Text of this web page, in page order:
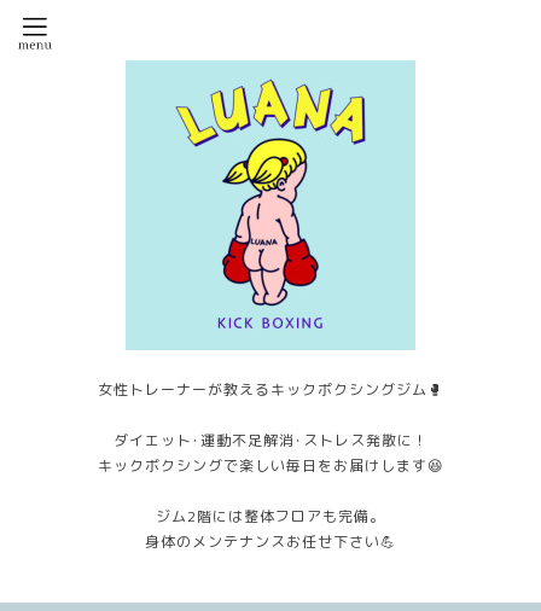
女性トレーナーが教えるキックボクシングジム🥊
ダイエット･運動不足解消･ストレス発散に！
キックボクシングで楽しい毎日をお届けします😆
ジム2階には整体フロアも完備。
身体のメンテナンスお任せ下さい💪